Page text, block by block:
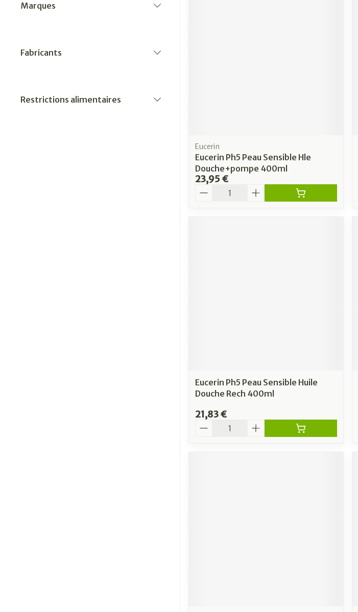
Marques
Fabricants
Restrictions alimentaires
Eucerin
Eucerin Ph5 Peau Sensible Hle
Douche+pompe 400ml
23,95 €
Quantité
Eucerin Ph5 Peau Sensible Huile
Douche Rech 400ml
21,83 €
Quantité